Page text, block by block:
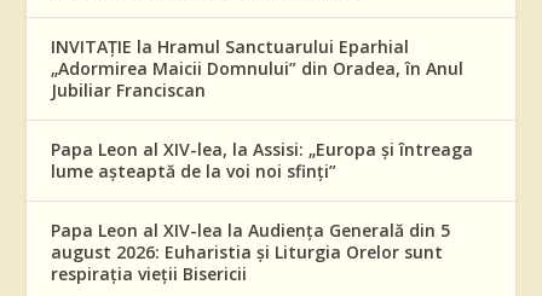
INVITAȚIE la Hramul Sanctuarului Eparhial
„Adormirea Maicii Domnului” din Oradea, în Anul
Jubiliar Franciscan
Papa Leon al XIV-lea, la Assisi: „Europa și întreaga
lume așteaptă de la voi noi sfinți”
Papa Leon al XIV-lea la Audiența Generală din 5
august 2026: Euharistia și Liturgia Orelor sunt
respirația vieții Bisericii